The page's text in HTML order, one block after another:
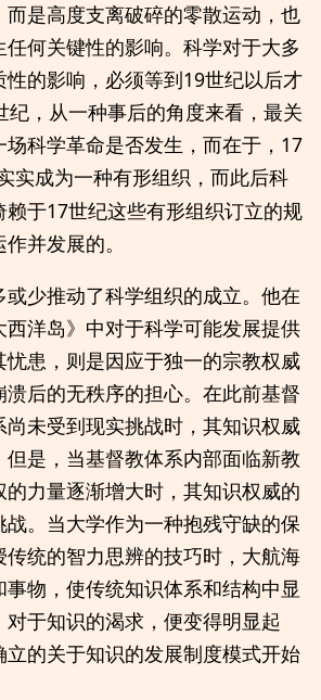
而是高度支离破碎的零散运动，也
何关键性的影响。科学对于大多
的影响，必须等到19世纪以后才
纪，从一种事后的角度来看，最关
科学革命是否发生，而在于，17
实成为一种有形组织，而此后科
于17世纪这些有形组织订立的规
并发展的。
少推动了科学组织的成立。他在
西洋岛》中对于科学可能发展提供
忧患，则是因应于独一的宗教权威
后的无秩序的担心。在此前基督
未受到现实挑战时，其知识权威
是，当基督教体系内部面临新教
力量逐渐增大时，其知识权威的
。当大学作为一种抱残守缺的保
统的智力思辨的技巧时，大航海
物，使传统知识体系和结构中显
于知识的渴求，便变得明显起
的关于知识的发展制度模式开始